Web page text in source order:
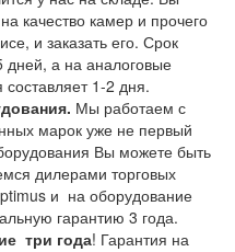
качество камер и прочего
и заказать его. Срок
дней, а на аналоговые
1-2 дня.
Мы работаем с
марок уже не первый
Вы можете быть
дилерами торговых
и на оборудование
гарантию 3 года.
три года! Гарантия на